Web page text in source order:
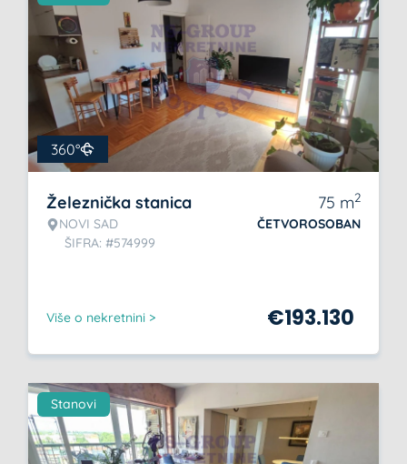
360°
Železnička stanica
NOVI SAD
ŠIFRA: #574999
75 m2
ČETVOROSOBAN
Više o nekretnini > €193.130
Stanovi